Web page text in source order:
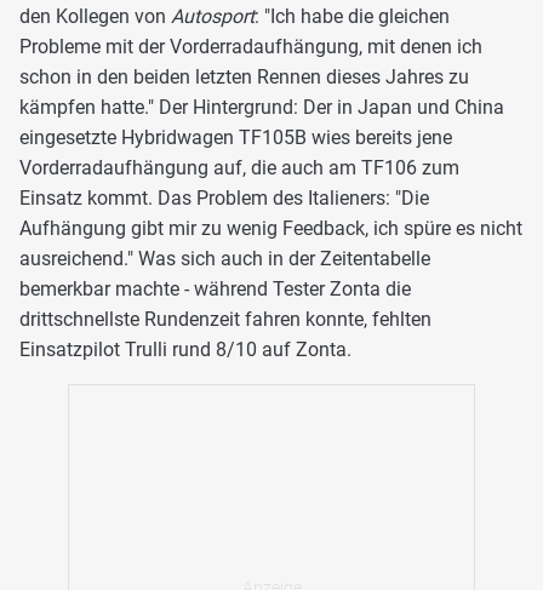
den Kollegen von Autosport: "Ich habe die gleichen
Probleme mit der Vorderradaufhängung, mit denen ich
schon in den beiden letzten Rennen dieses Jahres zu
kämpfen hatte." Der Hintergrund: Der in Japan und China
eingesetzte Hybridwagen TF105B wies bereits jene
Vorderradaufhängung auf, die auch am TF106 zum
Einsatz kommt. Das Problem des Italieners: "Die
Aufhängung gibt mir zu wenig Feedback, ich spüre es nicht
ausreichend." Was sich auch in der Zeitentabelle
bemerkbar machte - während Tester Zonta die
drittschnellste Rundenzeit fahren konnte, fehlten
Einsatzpilot Trulli rund 8/10 auf Zonta.